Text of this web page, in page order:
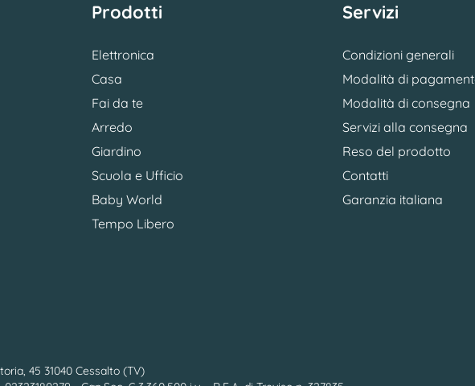
Prodotti
Elettronica
Casa
Fai da te
Arredo
Giardino
Scuola e Ufficio
Baby World
Tempo Libero
Servizi
Condizioni generali
Modalità di
Modalità di consegna
Servizi alla consegna
Reso del prodotto
Contatti
Garanzia italiana
45 31040 Cessalto (TV)